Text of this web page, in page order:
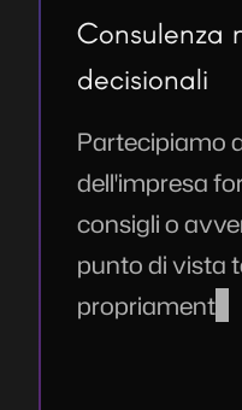
Consulenza
decisionali
Partecipiamo
dell'impresa
consigli o
punto di vista
propriamente